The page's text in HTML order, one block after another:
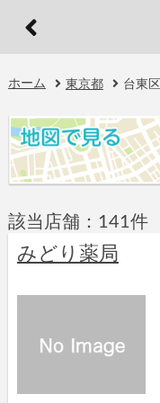
ホーム 東京都 台東区
該当店舗：141件
みどり薬局